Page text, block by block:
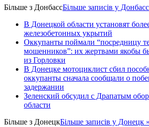
Більше з ДонбассБільше записів у
В Донецкой области установят
железобетонных укрытий
Оккупанты поймали “посредницу
мошенников”: их жертвами якобы
из Горловки
В Донецке мотоциклист сбил
оккупанты сначала сообщали о
задержании
Зеленский обсудил с Драпатым
области
Більше з ДонецкБільше записів у Донецк »